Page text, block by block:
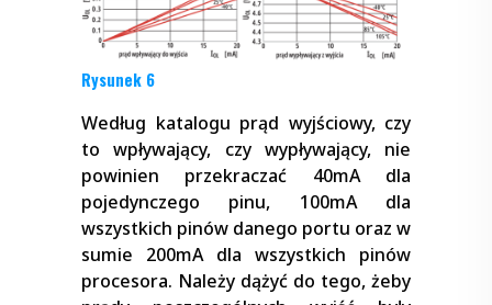
Rysunek 6
Według katalogu prąd wyjściowy, czy
to wpływający, czy wypływający, nie
powinien przekraczać 40mA dla
pojedynczego pinu, 100mA dla
wszystkich pinów danego portu oraz w
sumie 200mA dla wszystkich pinów
procesora. Należy dążyć do tego, żeby